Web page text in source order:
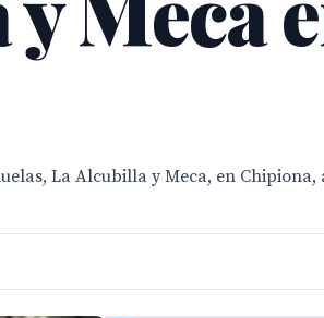
La Alcubilla y Meca, en Chipiona,